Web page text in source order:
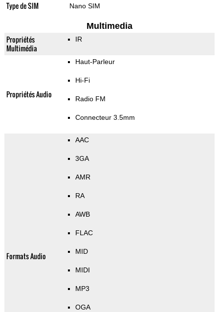
Type de SIM Nano SIM
Multimedia
Propriétés
Multimédia
IR
Propriétés Audio
Haut-Parleur
Hi-Fi
Radio FM
Connecteur 3.5mm
Formats Audio
AAC
3GA
AMR
RA
AWB
FLAC
MID
MIDI
MP3
OGA